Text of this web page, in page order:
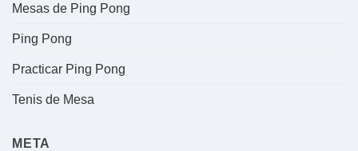
Mesas de Ping Pong
Ping Pong
Practicar Ping Pong
Tenis de Mesa
META